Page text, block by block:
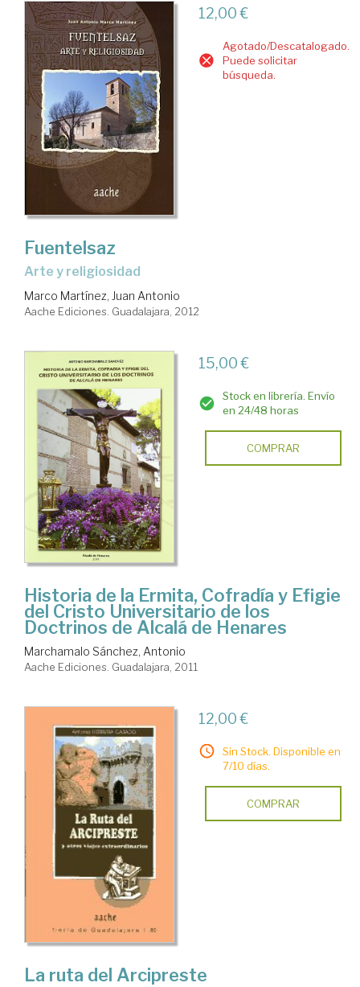
12,00 €
Agotado/Descatalogado.
Puede solicitar
búsqueda.
Fuentelsaz
arte y religiosidad
Marco Martínez, Juan Antonio
Aache Ediciones. Guadalajara, 2012
15,00 €
Stock en librería. Envío
en 24/48 horas
COMPRAR
Historia de la Ermita, Cofradía y Efigie
del Cristo Universitario de los
Doctrinos de Alcalá de Henares
Marchamalo Sánchez, Antonio
Aache Ediciones. Guadalajara, 2011
12,00 €
Sin Stock. Disponible en
7/10 días.
COMPRAR
La ruta del Arcipreste